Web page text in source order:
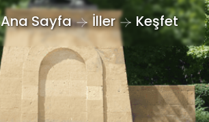
Ana Sayfa İller Keşfet